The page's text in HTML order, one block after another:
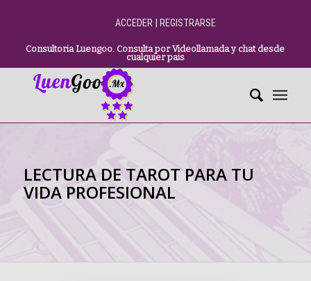
ACCEDER |REGISTRARSE
Consultoria Luengoo. Consulta por Videollamada y chat desde
cualquier pais
LECTURA DE TAROT PARA TU
VIDA PROFESIONAL